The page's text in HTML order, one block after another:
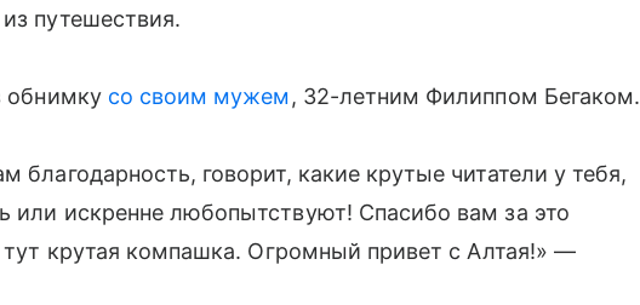
путешествия.
обнимку со своим мужем, 32-летним Филиппом Бегаком.
благодарность, говорит, какие крутые читатели у тебя,
или искренне любопытствуют! Спасибо вам за это
крутая компашка. Огромный привет с Алтая!» —